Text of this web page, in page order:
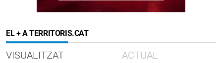
EL + A TERRITORIS.CAT
VISUALITZAT ACTUAL